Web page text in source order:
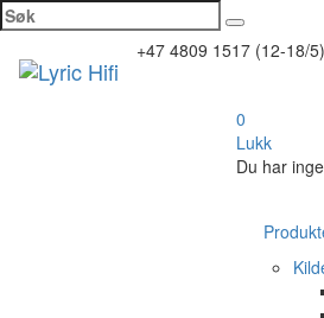
Søk
+47 4809 1517 (12-18/5)
0
Lukk
Du har